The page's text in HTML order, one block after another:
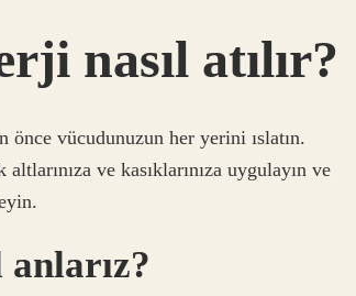
nasıl atılır?
önce vücudunuzun her yerini ıslatın.
ve kasıklarınıza uygulayın ve